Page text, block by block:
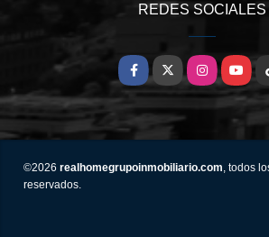
REDES SOCIALES
Facebook
X Instagram
©2026 realhomegrupoinmobiliario.com , todos
reservados.